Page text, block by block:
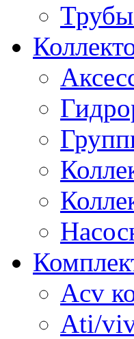
Acv
Ati/